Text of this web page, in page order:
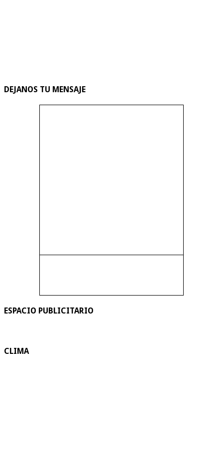
DEJANOS TU MENSAJE
ESPACIO PUBLICITARIO
CLIMA